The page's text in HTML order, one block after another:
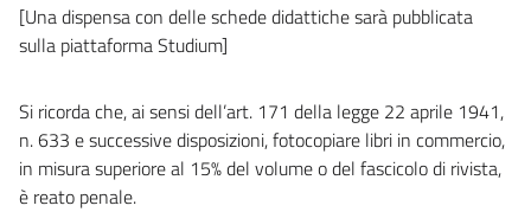
[Una dispensa con delle schede didattiche sarà pubblicata
sulla piattaforma Studium]
Si ricorda che, ai sensi dell’art. 171 della legge 22 aprile 1941,
n. 633 e successive disposizioni, fotocopiare libri in commercio,
in misura superiore al 15% del volume o del fascicolo di rivista,
è reato penale.